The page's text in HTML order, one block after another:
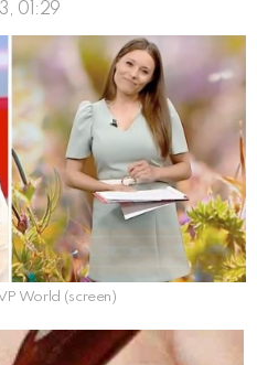
01:29
World (screen)